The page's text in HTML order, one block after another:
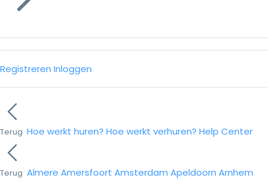
Registreren Inloggen
Terug Hoe werkt huren? Hoe werkt verhuren? Help Center
Terug Almere Amersfoort Amsterdam Apeldoorn Arnhem